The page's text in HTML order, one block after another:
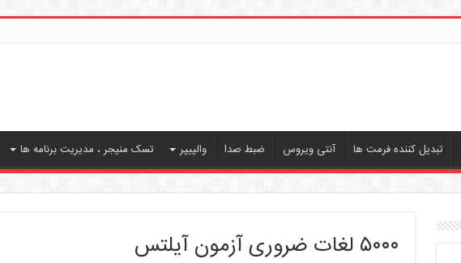
تبدیل کننده فرمت ها آنتی ویروس ضبط صدا والپیپر تسک منیجر ، مدیریت برنامه ها
۵۰۰۰ لغات ضروری آزمون آیلتس